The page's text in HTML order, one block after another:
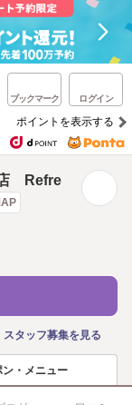
ブックマーク ログイン
ポイントを表示する
店 Refre
スタッフ募集を見る
ン・メニュー